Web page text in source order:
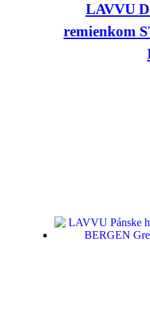
LAVVU
remienkom